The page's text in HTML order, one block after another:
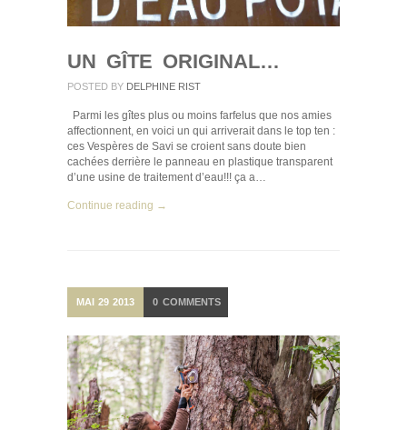
UN GÎTE ORIGINAL…
POSTED BY DELPHINE RIST
Parmi les gîtes plus ou moins farfelus que nos amies
affectionnent, en voici un qui arriverait dans le top ten :
ces Vespères de Savi se croient sans doute bien
cachées derrière le panneau en plastique transparent
d’une usine de traitement d’eau!!! ça a…
Continue reading →
MAI 29 2013 0 COMMENTS